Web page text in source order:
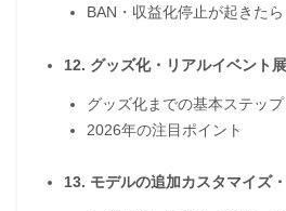
BAN・収益化停止が起きたら
12. グッズ化・リアルイベント
グッズ化までの基本ステップ
2026年の注目ポイント
13. モデルの追加カスタマイズ